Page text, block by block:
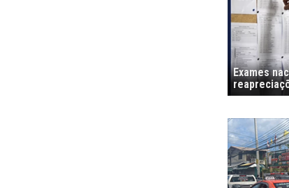
Exames